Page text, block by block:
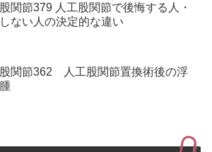
股関節379 人工股関節で後悔する人・
しない人の決定的な違い
股関節362 人工股関節置換術後の浮
腫